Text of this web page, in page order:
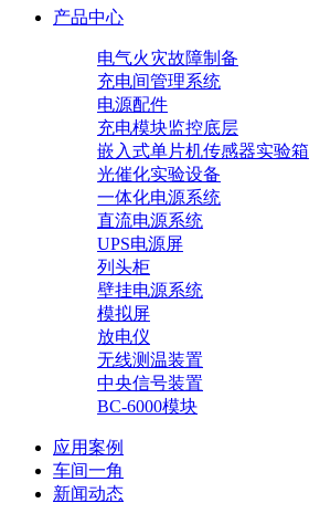
产品中心
电气火灾故障制备
充电间管理系统
电源配件
充电模块监控底层
嵌入式单片机传感器实验箱
光催化实验设备
一体化电源系统
直流电源系统
UPS电源屏
列头柜
壁挂电源系统
模拟屏
放电仪
无线测温装置
中央信号装置
BC-6000模块
应用案例
车间一角
新闻动态